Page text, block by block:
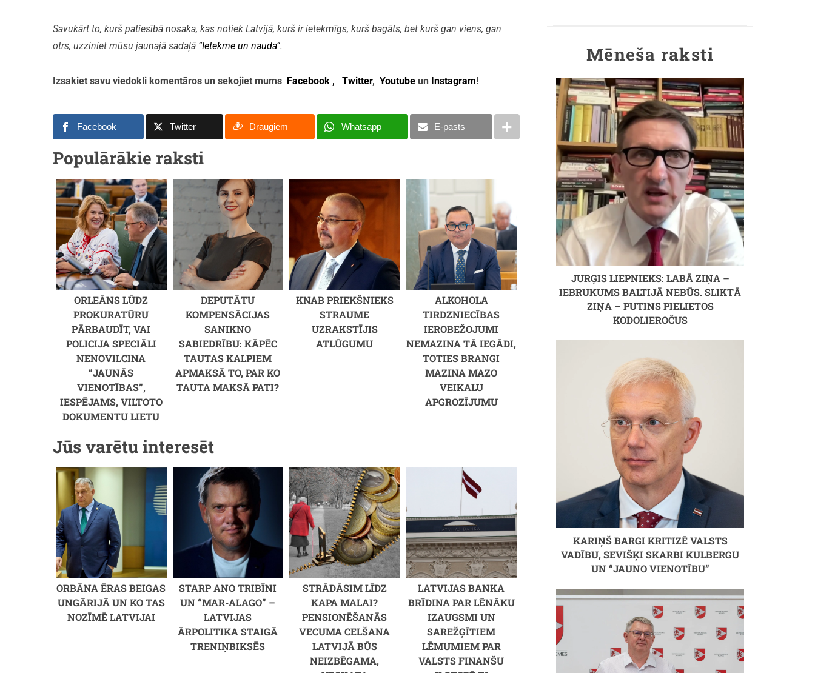
Savukārt to, kurš patiesībā nosaka, kas notiek Latvijā, kurš ir ietekmīgs, kurš bagāts, bet kurš gan viens, gan
otrs, uzziniet mūsu jaunajā sadaļā “Ietekme un nauda”.
Izsakiet savu viedokli komentāros un sekojiet mums Facebook , Twitter, Youtube un Instagram!
Facebook Twitter Draugiem Whatsapp E-pasts
Populārākie raksti
ORLEĀNS LŪDZ
PROKURATŪRU
PĀRBAUDĪT, VAI
POLICIJA SPECIĀLI
NENOVILCINA
“JAUNĀS
VIENOTĪBAS”,
IESPĒJAMS, VILTOTO
DOKUMENTU LIETU
DEPUTĀTU
KOMPENSĀCIJAS
SANIKNO
SABIEDRĪBU: KĀPĒC
TAUTAS KALPIEM
APMAKSĀ TO, PAR KO
TAUTA MAKSĀ PATI?
KNAB PRIEKŠNIEKS
STRAUME
UZRAKSTĪJIS
ATLŪGUMU
ALKOHOLA
TIRDZNIECĪBAS
IEROBEŽOJUMI
NEMAZINA TĀ IEGĀDI,
TOTIES BRANGI
MAZINA MAZO
VEIKALU
APGROZĪJUMU
Jūs varētu interesēt
ORBĀNA ĒRAS BEIGAS
UNGĀRIJĀ UN KO TAS
NOZĪMĒ LATVIJAI
STARP ANO TRIBĪNI
UN “MAR-ALAGO” –
LATVIJAS
ĀRPOLITIKA STAIGĀ
TRENIŅBIKSĒS
STRĀDĀSIM LĪDZ
KAPA MALAI?
PENSIONĒŠANĀS
VECUMA CELŠANA
LATVIJĀ BŪS
NEIZBĒGAMA,
LATVIJAS BANKA
BRĪDINA PAR LĒNĀKU
IZAUGSMI UN
SAREŽĢĪTIEM
LĒMUMIEM PAR
VALSTS FINANŠU
Mēneša raksti
JURĢIS LIEPNIEKS: LABĀ ZIŅA –
IEBRUKUMS BALTIJĀ NEBŪS. SLIKTĀ
ZIŅA – PUTINS PIELIETOS
KODOLIEROČUS
KARIŅŠ BARGI KRITIZĒ VALSTS
VADĪBU, SEVIŠĶI SKARBI KULBERGU
UN “JAUNO VIENOTĪBU”